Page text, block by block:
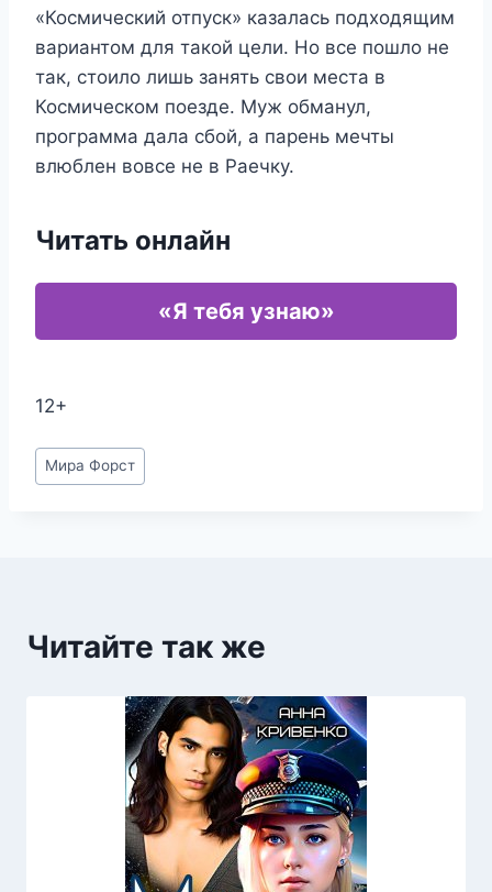
«Космический отпуск» казалась подходящим
вариантом для такой цели. Но все пошло не
так, стоило лишь занять свои места в
Космическом поезде. Муж обманул,
программа дала сбой, а парень мечты
влюблен вовсе не в Раечку.
Читать онлайн
«Я тебя узнаю»
12+
Метки
записи:
Мира Форст
Читайте так же